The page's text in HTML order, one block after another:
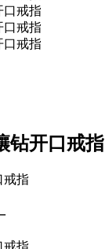
钻开口戒指
戒指
戒指